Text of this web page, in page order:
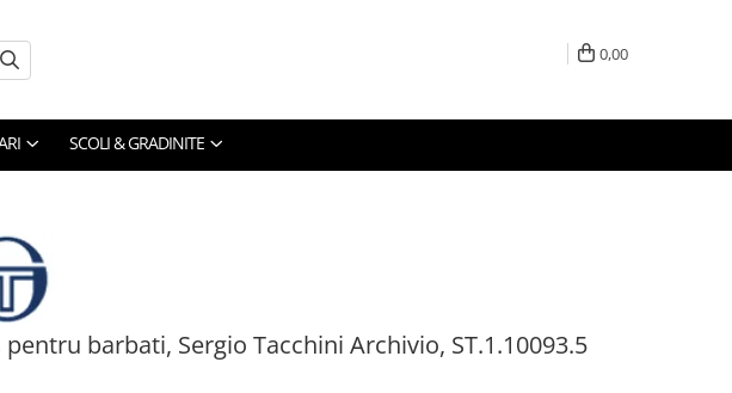
0,00
SCOLI & GRADINITE
pentru barbati, Sergio Tacchini Archivio, ST.1.10093.5